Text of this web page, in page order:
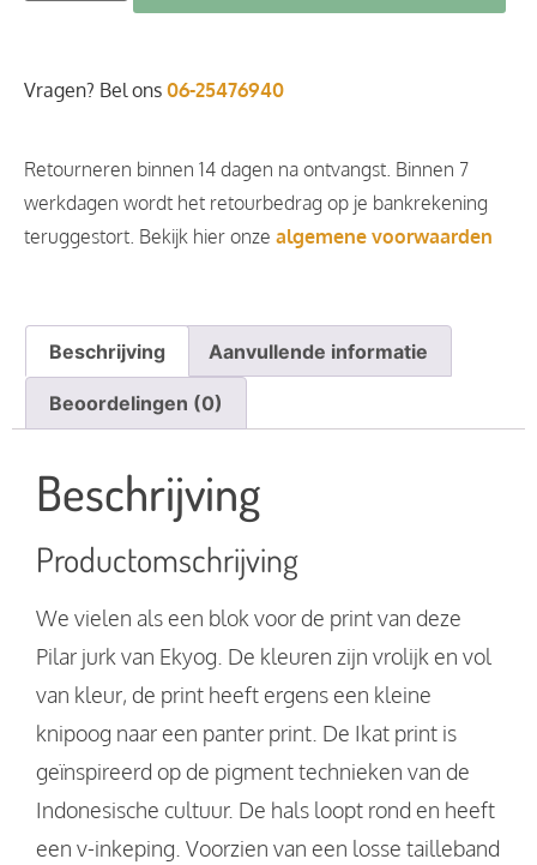
Vragen? Bel ons 06-25476940
Retourneren binnen 14 dagen na ontvangst. Binnen 7
werkdagen wordt het retourbedrag op je bankrekening
teruggestort. Bekijk hier onze algemene voorwaarden
Beschrijving Aanvullende informatie
Beoordelingen (0)
Beschrijving
Productomschrijving
We vielen als een blok voor de print van deze
Pilar jurk van Ekyog. De kleuren zijn vrolijk en vol
van kleur, de print heeft ergens een kleine
knipoog naar een panter print. De Ikat print is
geïnspireerd op de pigment technieken van de
Indonesische cultuur. De hals loopt rond en heeft
een v-inkeping. Voorzien van een losse tailleband